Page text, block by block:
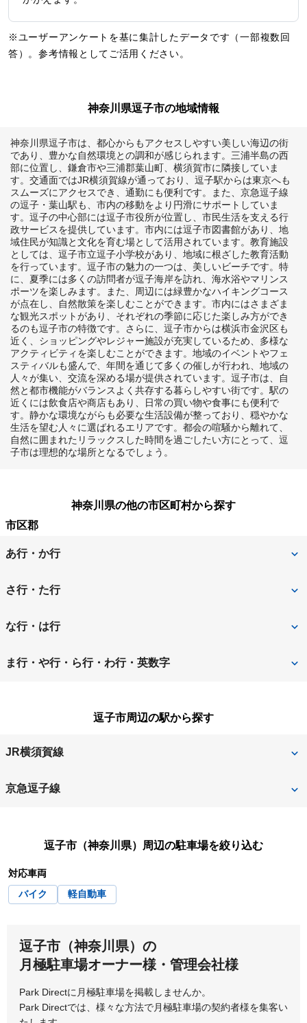
※ユーザーアンケートを基に集計したデータです（一部複数回
答）。参考情報としてご活用ください。
神奈川県逗子市の地域情報
神奈川県逗子市は、都心からもアクセスしやすい美しい海辺の街
であり、豊かな自然環境との調和が感じられます。三浦半島の西
部に位置し、鎌倉市や三浦郡葉山町、横須賀市に隣接していま
す。交通面ではJR横須賀線が通っており、逗子駅からは東京へも
スムーズにアクセスでき、通勤にも便利です。また、京急逗子線
の逗子・葉山駅も、市内の移動をより円滑にサポートしていま
す。逗子の中心部には逗子市役所が位置し、市民生活を支える行
政サービスを提供しています。市内には逗子市図書館があり、地
域住民が知識と文化を育む場として活用されています。教育施設
としては、逗子市立逗子小学校があり、地域に根ざした教育活動
を行っています。逗子市の魅力の一つは、美しいビーチです。特
に、夏季には多くの訪問者が逗子海岸を訪れ、海水浴やマリンス
ポーツを楽しみます。また、周辺には緑豊かなハイキングコース
が点在し、自然散策を楽しむことができます。市内にはさまざま
な観光スポットがあり、それぞれの季節に応じた楽しみ方ができ
るのも逗子市の特徴です。さらに、逗子市からは横浜市金沢区も
近く、ショッピングやレジャー施設が充実しているため、多様な
アクティビティを楽しむことができます。地域のイベントやフェ
スティバルも盛んで、年間を通じて多くの催しが行われ、地域の
人々が集い、交流を深める場が提供されています。逗子市は、自
然と都市機能がバランスよく共存する暮らしやすい街です。駅の
近くには飲食店や商店もあり、日常の買い物や食事にも便利で
す。静かな環境ながらも必要な生活設備が整っており、穏やかな
生活を望む人々に選ばれるエリアです。都会の喧騒から離れて、
自然に囲まれたリラックスした時間を過ごしたい方にとって、逗
子市は理想的な場所となるでしょう。
神奈川県の他の市区町村から探す
市区郡
あ行・か行
愛甲郡愛川町
足柄上郡開成町
綾瀬市
伊勢原市
川崎市川崎区 川崎市幸区
川崎市高津区
川崎市中原区
さ行・た行
相模原市
相模原市緑区 相模原市南区
な行・は行
中郡大磯町 中郡二宮町
ま行・や行・ら行・わ行・英数字
横須賀市
横浜市青葉区
横浜市神奈川区 横浜市金沢区
横浜市港南区
横浜市都筑区
横浜市西区 横浜市保土ケ谷区
逗子市周辺の駅から探す
JR横須賀線
東逗子
京急逗子線
逗子市（神奈川県）
周辺の駐車場を絞り込む
対応車両
バイク
軽自動車
逗子市（神奈川県）の
月極駐車場オーナー様・管理会社様
Park Directに月極駐車場を掲載しませんか。
Park Directでは、様々な方法で月極駐車場の契約者様を集客い